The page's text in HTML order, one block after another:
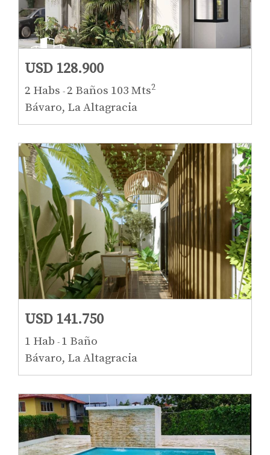
USD 128.900
2 Habs -2 Baños 103 Mts2
Bávaro, La Altagracia
USD 141.750
1 Hab - 1 Baño
Bávaro, La Altagracia